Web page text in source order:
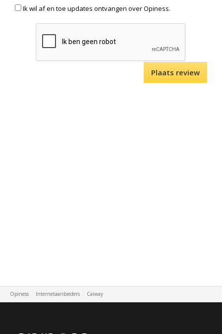
Ik wil af en toe updates ontvangen over Opiness.
Opiness Internetaanbieders Caiway